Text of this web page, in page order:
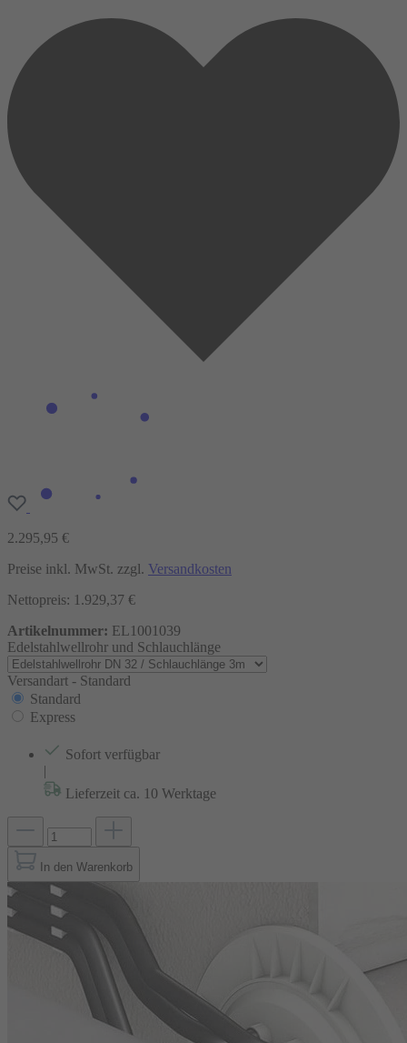
2.295,95 €
Preise inkl. MwSt. zzgl. Versandkosten
Nettopreis: 1.929,37 €
Artikelnummer: EL1001039
Edelstahlwellrohr und Schlauchlänge
Versandart - Standard
Standard
Express
Sofort verfügbar
|
Lieferzeit ca. 10 Werktage
In den Warenkorb